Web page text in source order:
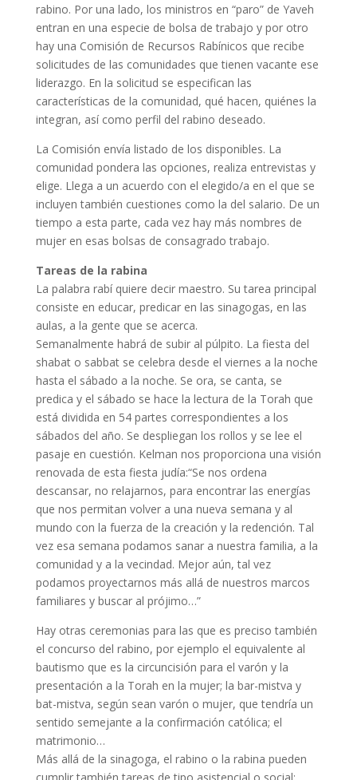
rabino. Por una lado, los ministros en “paro” de Yaveh
entran en una especie de bolsa de trabajo y por otro
hay una Comisión de Recursos Rabínicos que recibe
solicitudes de las comunidades que tienen vacante ese
liderazgo. En la solicitud se especifican las
características de la comunidad, qué hacen, quiénes la
integran, así como perfil del rabino deseado.
La Comisión envía listado de los disponibles. La
comunidad pondera las opciones, realiza entrevistas y
elige. Llega a un acuerdo con el elegido/a en el que se
incluyen también cuestiones como la del salario. De un
tiempo a esta parte, cada vez hay más nombres de
mujer en esas bolsas de consagrado trabajo.
Tareas de la rabina
La palabra rabí quiere decir maestro. Su tarea principal
consiste en educar, predicar en las sinagogas, en las
aulas, a la gente que se acerca.
Semanalmente habrá de subir al púlpito. La fiesta del
shabat o sabbat se celebra desde el viernes a la noche
hasta el sábado a la noche. Se ora, se canta, se
predica y el sábado se hace la lectura de la Torah que
está dividida en 54 partes correspondientes a los
sábados del año. Se despliegan los rollos y se lee el
pasaje en cuestión. Kelman nos proporciona una visión
renovada de esta fiesta judía:“Se nos ordena
descansar, no relajarnos, para encontrar las energías
que nos permitan volver a una nueva semana y al
mundo con la fuerza de la creación y la redención. Tal
vez esa semana podamos sanar a nuestra familia, a la
comunidad y a la vecindad. Mejor aún, tal vez
podamos proyectarnos más allá de nuestros marcos
familiares y buscar al prójimo…”
Hay otras ceremonias para las que es preciso también
el concurso del rabino, por ejemplo el equivalente al
bautismo que es la circuncisión para el varón y la
presentación a la Torah en la mujer; la bar-mistva y
bat-mistva, según sean varón o mujer, que tendría un
sentido semejante a la confirmación católica; el
matrimonio…
Más allá de la sinagoga, el rabino o la rabina pueden